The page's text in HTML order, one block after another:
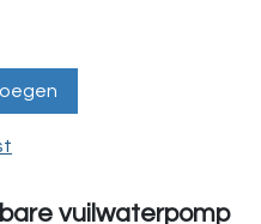
vuilwaterpomp